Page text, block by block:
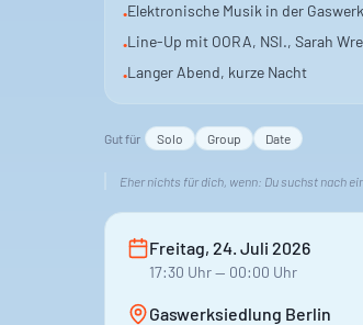
Die Veranstaltung findet indoor
•Elektronische Musik in der
•Line-Up mit OORA, NSI., Sarah
•Langer Abend, kurze Nacht
Gut für Solo Group Date
Eher nichts für dich, wenn: Du suchst nach
Freitag, 24. Juli 2026
17:30 Uhr— 00:00 Uhr
Gaswerksiedlung Berlin